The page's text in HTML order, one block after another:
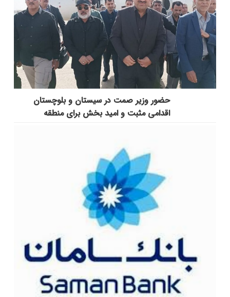
حضور وزیر صمت در سیستان و بلوچستان
اقدامی مثبت و امید بخش برای منطقه